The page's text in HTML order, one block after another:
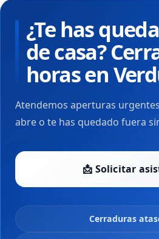
¿Te has
de casa?
horas en
Atendemos aperturas
abre o te has quedado fuera
📩 Solicitar
Cerraduras